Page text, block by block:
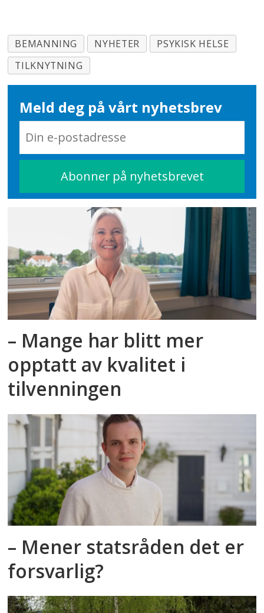
BEMANNING NYHETER
PSYKISK HELSE
TILKNYTNING
Meld deg på vårt nyhetsbrev
– Mange har blitt mer
opptatt av kvalitet i
tilvenningen
– Mener statsråden det er
forsvarlig?